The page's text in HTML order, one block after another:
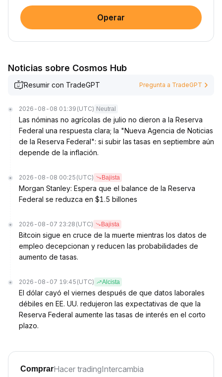
Operar
Noticias sobre Cosmos Hub
Resumir con TradeGPT Pregunta a TradeGPT
2026-08-08 01:39 (UTC) Neutral
Las nóminas no agrícolas de julio no dieron a la Reserva
Federal una respuesta clara; la "Nueva Agencia de Noticias
de la Reserva Federal": si subir las tasas en septiembre aún
depende de la inflación.
2026-08-08 00:25 (UTC) Bajista
Morgan Stanley: Espera que el balance de la Reserva
Federal se reduzca en $1.5 billones
2026-08-07 23:28 (UTC) Bajista
Bitcoin sigue en cruce de la muerte mientras los datos de
empleo decepcionan y reducen las probabilidades de
aumento de tasas.
2026-08-07 19:45 (UTC) Alcista
El dólar cayó el viernes después de que datos laborales
débiles en EE. UU. redujeron las expectativas de que la
Reserva Federal aumente las tasas de interés en el corto
plazo.
ComprarHacer tradingIntercambia